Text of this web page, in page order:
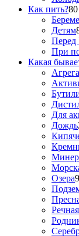
Как пить?80
Детям
При
Какая
Для
Дождь
Озера
Речная